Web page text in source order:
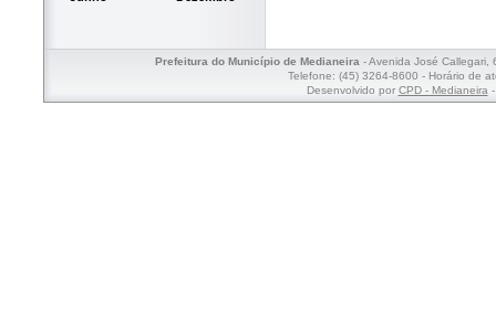
Prefeitura do Município de Medianeira- Avenida José Callegari,
Telefone: (45) 3264-8600 - Horário de
Desenvolvido por CPD - Medianeira-